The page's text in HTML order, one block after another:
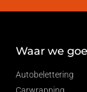
Waar we
Autobelettering